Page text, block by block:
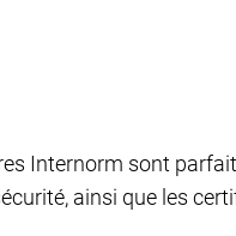
Internorm sont
ainsi que les